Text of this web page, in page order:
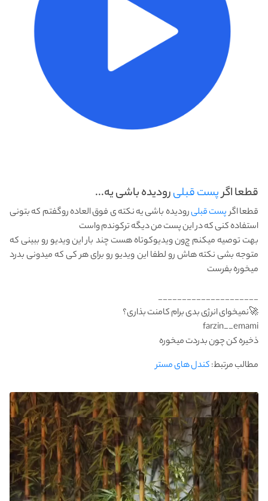
قطعا اگرپست قبلیرو‌دیده باشی یه...
قطعا اگرپست قبلیرو‌دیده باشی یه نکته ی فوق العاده رو‌گفتم که بتونی
استفاده کنی که در این پست من دیگه ترکوندم واست
بهت توصیه میکنم چ‌ون ویدیو‌کوتاه هست چند بار این ویدیو رو ببینی که
متوجه بشی نکته هاش رو لطفا این ویدیو رو برای هر کی که میدونی بدرد
میخوره بفرست
_____________________
farzin__emami
مطالب مرتبط:کندل های مستر